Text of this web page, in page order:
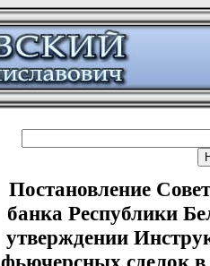
Постановление
банка Республики
утверждении